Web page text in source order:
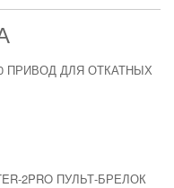
ПРИВОД ДЛЯ ОТКАТНЫХ
2PRO ПУЛЬТ-БРЕЛОК